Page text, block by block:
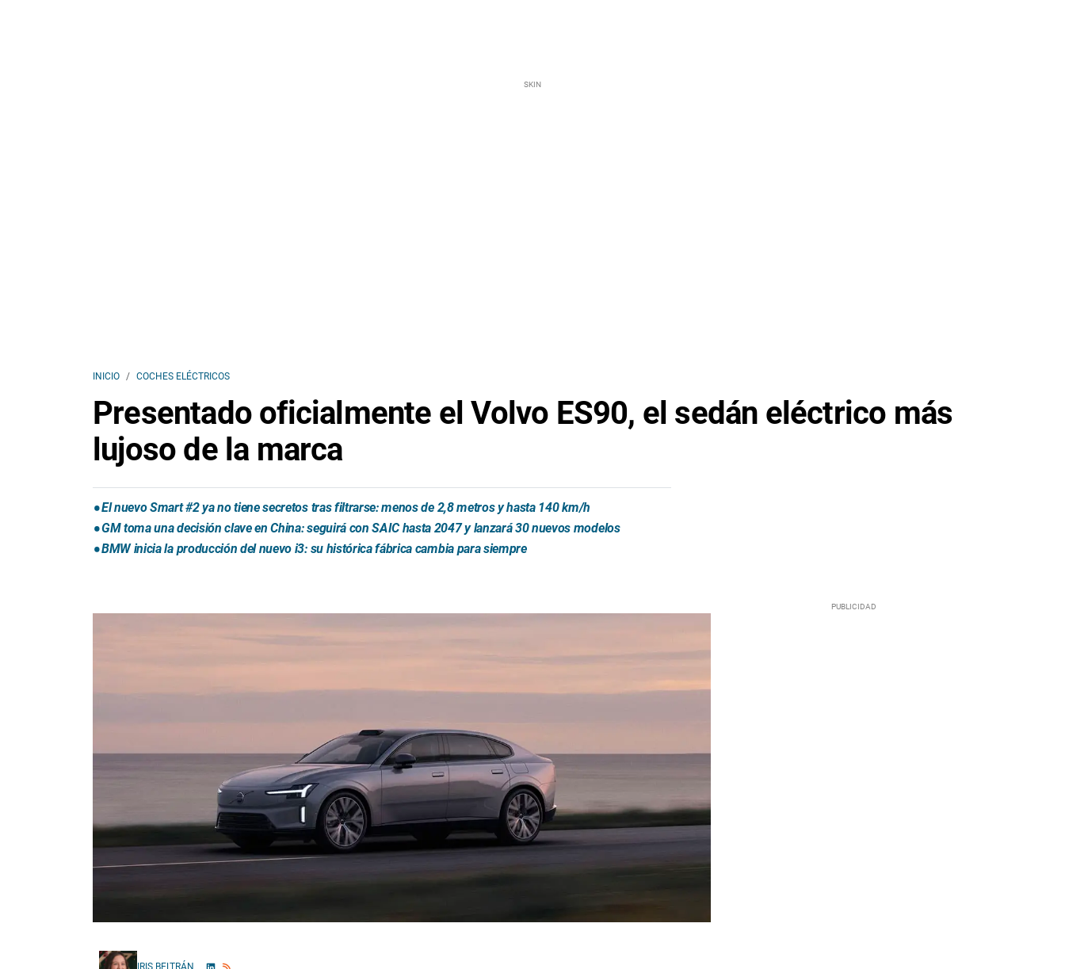
INICIO COCHES ELÉCTRICOS
Presentado oficialmente el Volvo ES90, el sedán eléctrico más
lujoso de la marca
El nuevo Smart #2 ya no tiene secretos tras filtrarse: menos de 2,8 metros y hasta 140 km/h
GM toma una decisión clave en China: seguirá con SAIC hasta 2047 y lanzará 30 nuevos modelos
BMW inicia la producción del nuevo i3: su histórica fábrica cambia para siempre
IRIS BELTRÁN